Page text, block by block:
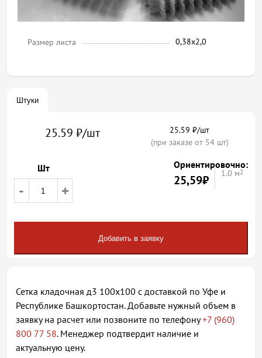
Размер листа 0,38х2,0
Штуки
25.59 ₽/шт
25.59 ₽/шт
(при заказе от 54 шт)
Шт
- +
Ориентировочно:
25,59₽ 1.0 м2
Добавить в заявку
Сетка кладочная д3 100х100 с доставкой по Уфе и
Республике Башкортостан. Добавьте нужный объем в
заявку на расчет или позвоните по телефону+7 (960)
800 77 58. Менеджер подтвердит наличие и
актуальную цену.